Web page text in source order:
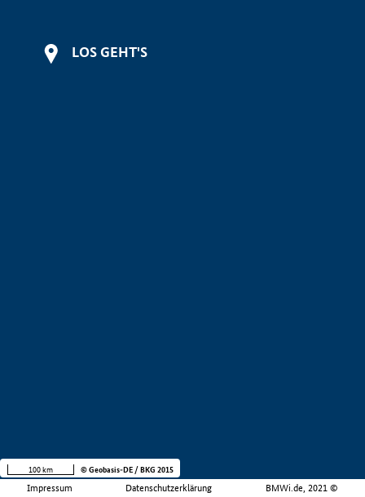
LOS GEHT'S
Impressum Datenschutzerklärung BMWi.de, 2021 ©
100 km © Geobasis-DE / BKG 2015